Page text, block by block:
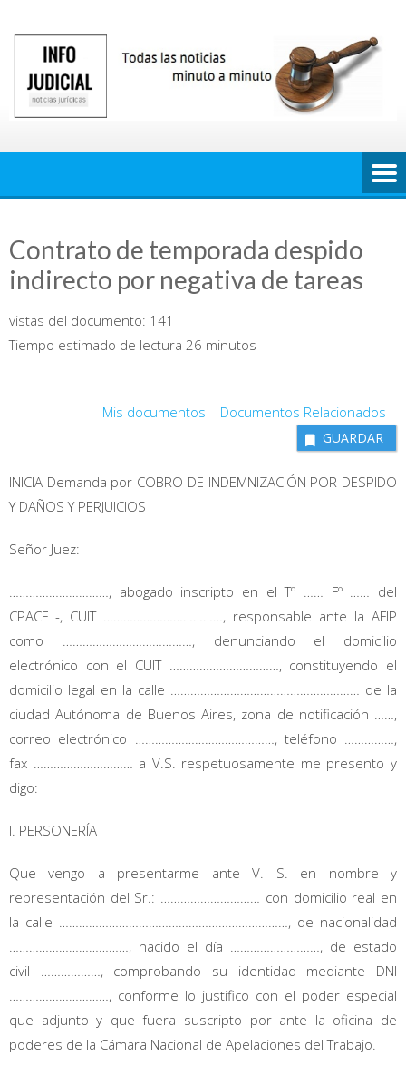
contenido
Contrato de temporada despido
indirecto por negativa de tareas
vistas del documento: 141
Tiempo estimado de lectura 26 minutos
Mis documentos Documentos Relacionados
GUARDAR
INICIA Demanda por COBRO DE INDEMNIZACIÓN POR DESPIDO
Y DAÑOS Y PERJUICIOS
Señor Juez:
…………………………, abogado inscripto en el Tº …… Fº …… del
CPACF -, CUIT ………………………………, responsable ante la AFIP
como …………………………………, denunciando el domicilio
electrónico con el CUIT ……………………………, constituyendo el
domicilio legal en la calle ………………………………………………… de la
ciudad Autónoma de Buenos Aires, zona de notificación ……,
correo electrónico ……………………………………, teléfono ……………,
fax ………………………… a V.S. respetuosamente me presento y
digo:
I. PERSONERÍA
Que vengo a presentarme ante V. S. en nombre y
representación del Sr.: ………………………… con domicilio real en
la calle ……………………………………………………………, de nacionalidad
………………………………, nacido el día ………………………, de estado
civil ………………, comprobando su identidad mediante DNI
…………………………, conforme lo justifico con el poder especial
que adjunto y que fuera suscripto por ante la oficina de
poderes de la Cámara Nacional de Apelaciones del Trabajo.